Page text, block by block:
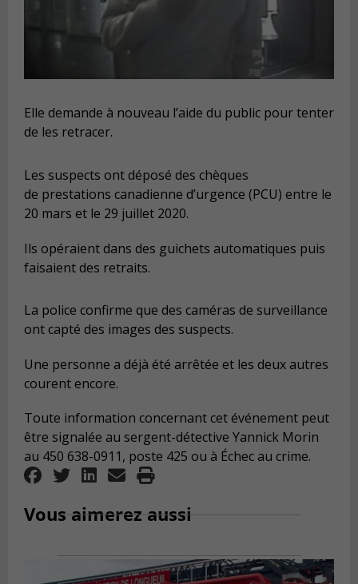
Elle demande à nouveau l’aide du public pour tenter
de les retracer.
Les suspects ont déposé des chèques
de prestations canadienne d’urgence (PCU) entre le
20 mars et le 29 juillet 2020.
Ils opéraient dans des guichets automatiques puis
faisaient des retraits.
La police confirme que des caméras de surveillance
ont capté des images des suspects.
Une personne a déjà été arrêtée et les deux autres
courent encore.
Toute information concernant cet événement peut
être signalée au sergent-détective Yannick Morin
au 450 638-0911, poste 425 ou à Échec au crime.
Vous aimerez aussi